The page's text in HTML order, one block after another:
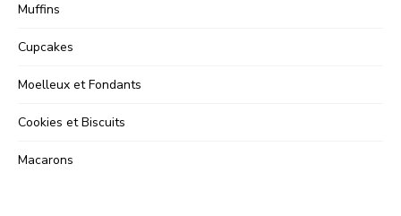
Muffins
Cupcakes
Moelleux et Fondants
Cookies et Biscuits
Macarons